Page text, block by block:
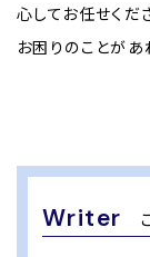
心してお任せくだ
お困りのことがあ
Writer